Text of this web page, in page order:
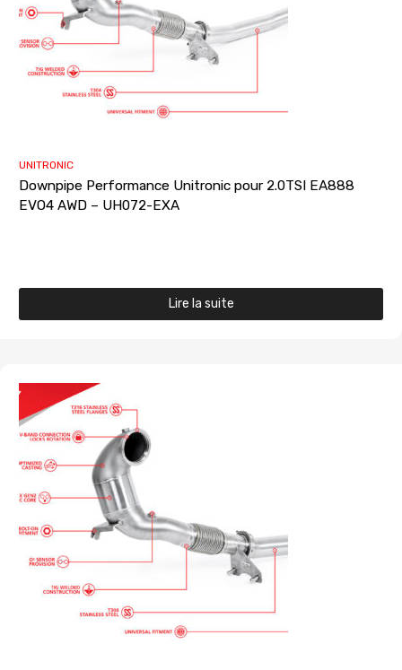
UNITRONIC
Downpipe Performance Unitronic pour 2.0TSI EA888
EVO4 AWD – UH072-EXA
Lire la suite